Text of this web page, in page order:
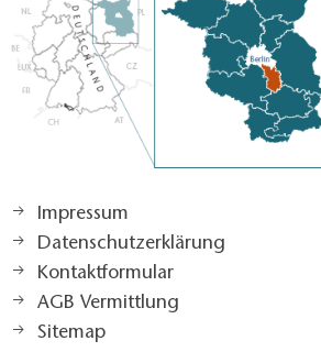
Impressum
Datenschutzerklärung
Kontaktformular
AGB Vermittlung
Sitemap